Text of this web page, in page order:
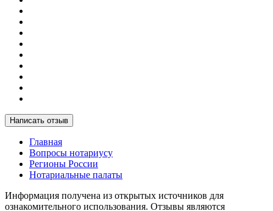
Написать отзыв
Главная
Вопросы нотариусу
Регионы России
Нотариальные палаты
Информация получена из открытых источников для
ознакомительного использования. Отзывы являются